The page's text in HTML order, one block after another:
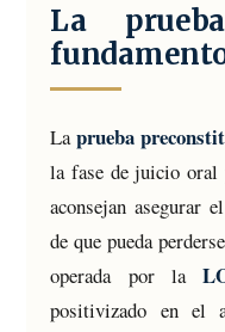
La
Laprueba
la fase de juicio oral
aconsejan asegurar
de que pueda
operada por la
positivizado en el